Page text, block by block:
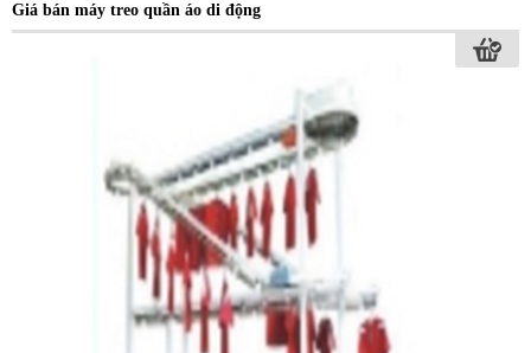
Giá bán máy treo quần áo di động